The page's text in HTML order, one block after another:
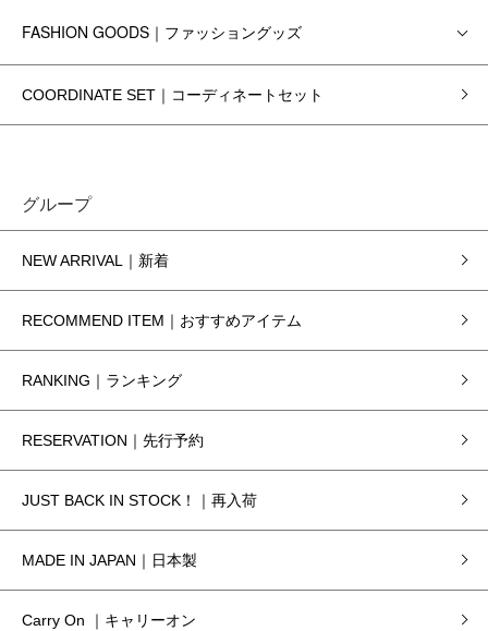
FASHION GOODS｜ファッショングッズ
COORDINATE SET｜コーディネートセット
グループ
NEW ARRIVAL｜新着
RECOMMEND ITEM｜おすすめアイテム
RANKING｜ランキング
RESERVATION｜先行予約
JUST BACK IN STOCK！｜再入荷
MADE IN JAPAN｜日本製
Carry On ｜キャリーオン